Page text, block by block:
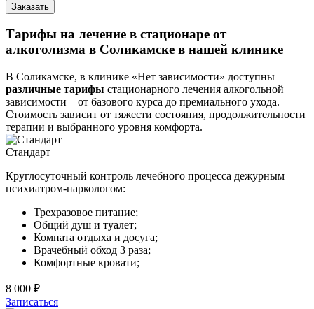
Заказать
Тарифы на лечение в стационаре от
алкоголизма в Соликамске в нашей клинике
В Соликамске, в клинике «Нет зависимости» доступны
различные тарифы стационарного лечения алкогольной
зависимости – от базового курса до премиального ухода.
Стоимость зависит от тяжести состояния, продолжительности
терапии и выбранного уровня комфорта.
Стандарт
Круглосуточный контроль лечебного процесса дежурным
психиатром-наркологом:
Трехразовое питание;
Общий душ и туалет;
Комната отдыха и досуга;
Врачебный обход 3 раза;
Комфортные кровати;
8 000 ₽
Записаться